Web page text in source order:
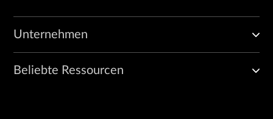
Unternehmen
Beliebte Ressourcen